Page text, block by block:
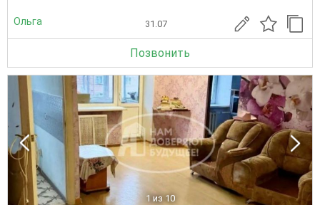
Ольга 31.07
Позвонить
1 из 10